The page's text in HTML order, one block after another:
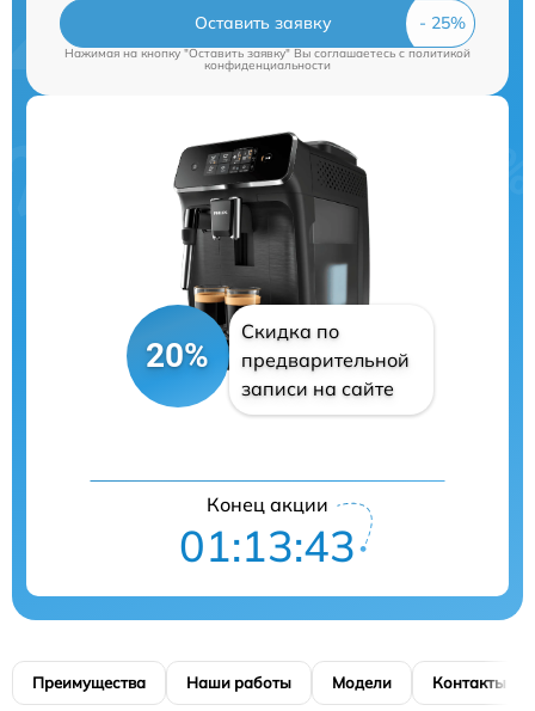
Оставить заявку
Нажимая на кнопку "Оставить заявку" Вы соглашаетесь c политикой
конфиденциальности
20%
Скидка по
предварительной
записи на сайте
Конец акции
01:13:42
Преимущества Наши работы Модели Контакты